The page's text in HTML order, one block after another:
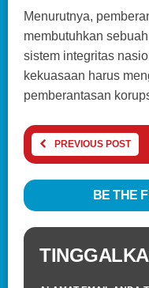
Menurutnya,
membutuhkan
sistem integritas
kekuasaan harus
pemberantasan
PREVIOUS POST
BE THE